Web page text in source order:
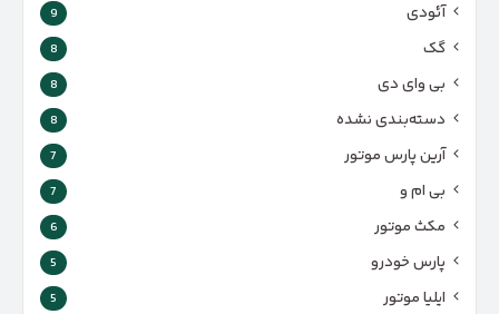
آئودی 9
گک 8
بی وای دی 8
دسته‌بندی نشده 8
آرین پارس موتور 7
بی ام و 7
مکث موتور 6
پارس‌ خودرو 5
ایلیا موتور 5